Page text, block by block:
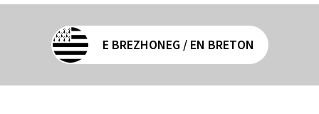
E BREZHONEG / EN BRETON